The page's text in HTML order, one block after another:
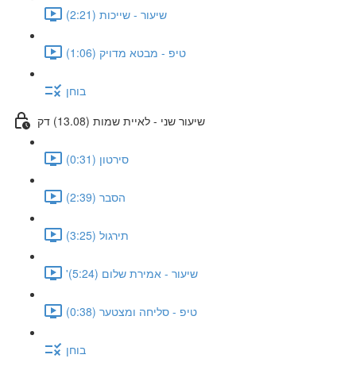
שיעור - שייכות (2:21)
טיפ - מבטא מדויק (1:06)
בוחן
שיעור שני - לאיית שמות (13.08) דק
סירטון (0:31)
הסבר (2:39)
תירגול (3:25)
'שיעור - אמירת שלום (5:24)
טיפ - סליחה ומצטער (0:38)
בוחן